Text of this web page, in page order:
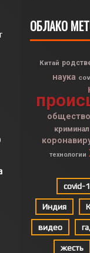
ОБЛАКО
Китай
наука
общество
криминал
технологии
covid-
Индия
видео
жесть